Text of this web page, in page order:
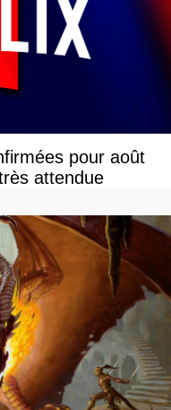
pour août
attendue